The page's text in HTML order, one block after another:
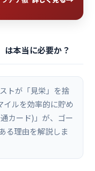
は本当に必要か？
トが「見栄」を捨
イルを効率的に貯め
カード)」が、ゴー
る理由を解説しま